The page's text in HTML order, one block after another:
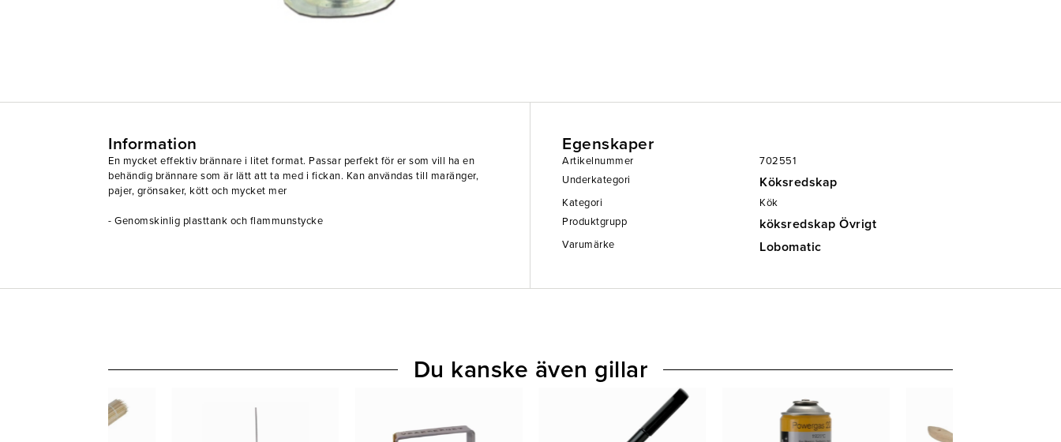
Information
En mycket effektiv brännare i litet format. Passar perfekt för er som vill ha en
behändig brännare som är lätt att ta med i fickan. Kan användas till maränger,
pajer, grönsaker, kött och mycket mer
- Genomskinlig plasttank och flammunstycke
Egenskaper
Artikelnummer
702551
Underkategori
Köksredskap
Kategori
Kök
Produktgrupp
köksredskap Övrigt
Varumärke Lobomatic
Du kanske även gillar